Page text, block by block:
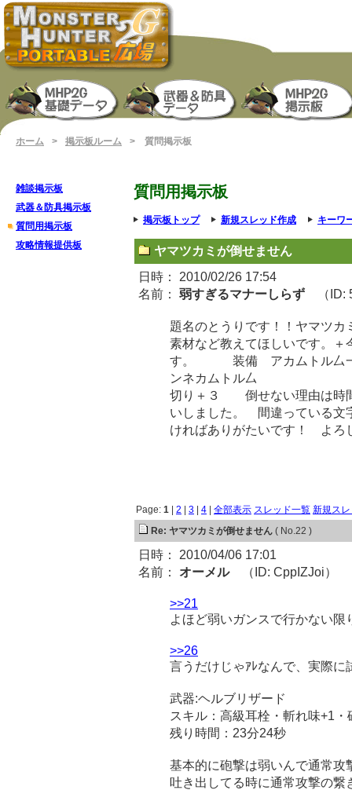
ホーム > 掲示板ルーム > 質問掲示板
雑談掲示板
武器＆防具掲示板
質問用掲示板
攻略情報提供板
質問用掲示板
掲示板トップ 新規スレッド作成 キーワ
ヤマツカミが倒せません
日時： 2010/02/26 17:54
名前： 弱すぎるマナーしらず （ID:
題名のとうりです！！ヤマツ
素材など教えてほしいです。
す。 装備 アカ
ンネカムトル厶 ス
切り＋３ 倒せない理由
いしました。 間違っている
ければありがたいです！ よろ
Page: 1 2 3 4 全部表示 スレッド一覧 新規ス
Re: ヤマツカミが倒せません ( No.22 )
日時： 2010/04/06 17:01
名前： オーメル（ID: CppIZJoi）
>>21
よほど弱いガンスで行かない
>>26
言うだけじゃｱﾚなんで、実際に
武器:ヘルブリザード
スキル：高級耳栓・斬れ味+1
残り時間：23分24秒
基本的に砲撃は弱いんで通常
吐き出してる時に通常攻撃の繋